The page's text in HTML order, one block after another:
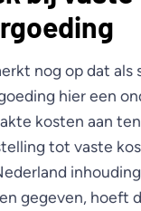
nog op dat als
hier een
kosten aan
tot vaste
gegeven, hoeft